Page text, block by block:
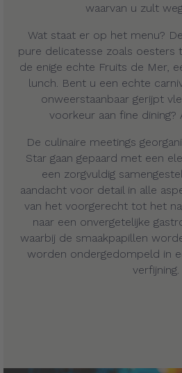
waarvan u zult
Wat staat er op het menu?
pure delicatesse zoals oesters
de enige echte Fruits de Mer,
lunch. Bent u een echte
onweerstaanbaar gerijpt
voorkeur aan fine dining?
De culinaire meetings
Star gaan gepaard met een
een zorgvuldig
aandacht voor detail in alle
van het voorgerecht tot het
naar een onvergetelijke
waarbij de smaakpapillen
worden ondergedompeld in
verfijning.